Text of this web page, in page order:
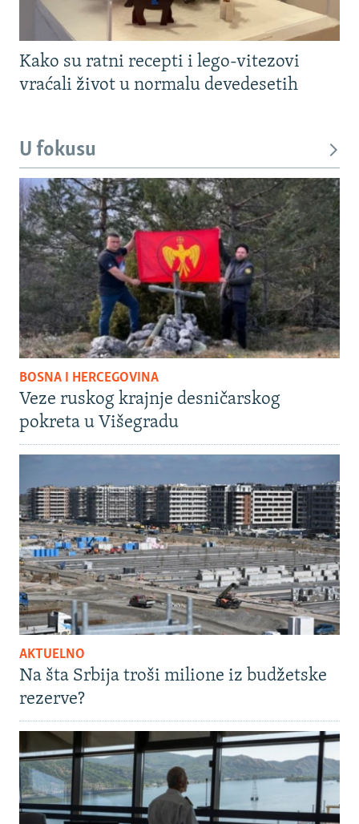
Kako su ratni recepti i lego-vitezovi
vraćali život u normalu devedesetih
U fokusu
BOSNA I HERCEGOVINA
Veze ruskog krajnje desničarskog
pokreta u Višegradu
AKTUELNO
Na šta Srbija troši milione iz budžetske
rezerve?